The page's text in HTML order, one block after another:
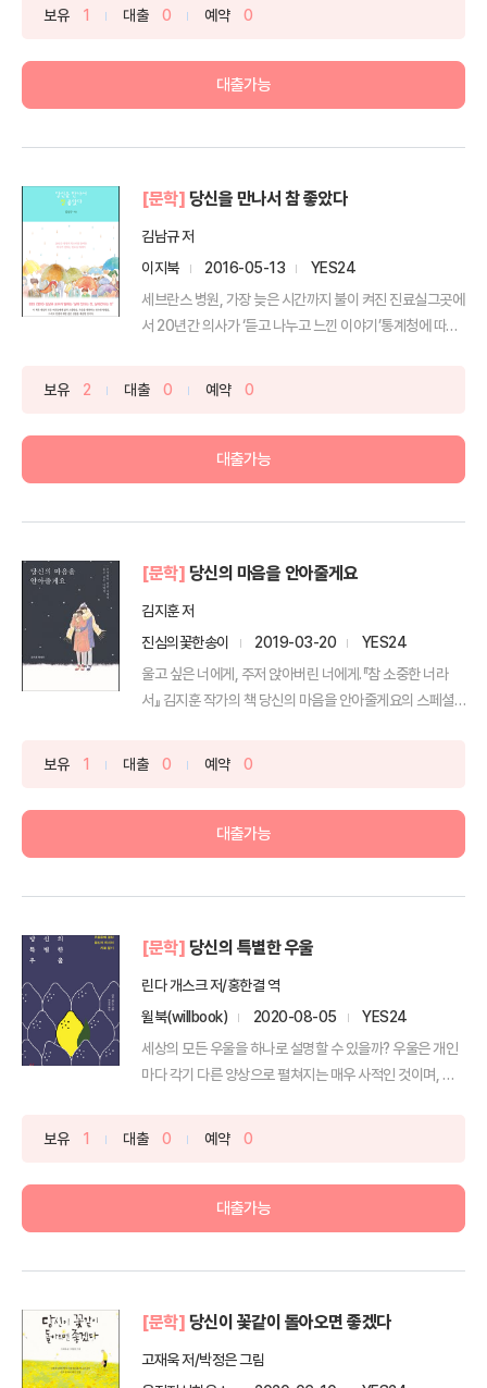
보유 1 대출 0 예약 0
대출가능
[문학] 당신을 만나서 참 좋았다
김남규 저
이지북
2016-05-13
YES24
세브란스 병원, 가장 늦은 시간까지 불이 켜진 진료실그곳에
서 20년간 의사가 ‘듣고 나누고 느낀 이야기’통계청에 따
보유 2 대출 0 예약 0
대출가능
[문학] 당신의 마음을 안아줄게요
김지훈 저
진심의꽃한송이
2019-03-20
YES24
울고 싶은 너에게, 주저 앉아버린 너에게.『참 소중한 너라
서』 김지훈 작가의 책 당신의 마음을 안아줄게요의 스페셜
보유 1 대출 0 예약 0
대출가능
[문학] 당신의 특별한 우울
린다 개스크 저/홍한결 역
윌북(willbook)
2020-08-05
YES24
세상의 모든 우울을 하나로 설명할 수 있을까? 우울은 개인
마다 각기 다른 양상으로 펼쳐지는 매우 사적인 것이며, 때
보유 1 대출 0 예약 0
대출가능
[문학] 당신이 꽃같이 돌아오면 좋겠다
고재욱 저/박정은 그림